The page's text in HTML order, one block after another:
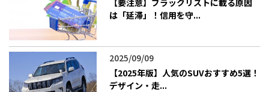
【要注意】ブラックリストに載る原因
は「延滞」！信用を守...
2025/09/09
【2025年版】人気のSUVおすすめ5選！
デザイン・走...